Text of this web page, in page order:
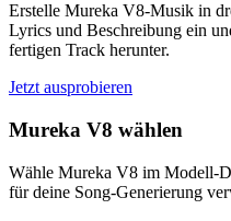
Erstelle Mureka V8-Musik in
Lyrics und Beschreibung ein
fertigen Track herunter.
Jetzt ausprobieren
Mureka V8 wählen
Wähle Mureka V8 im Modell-
für deine Song-Generierung